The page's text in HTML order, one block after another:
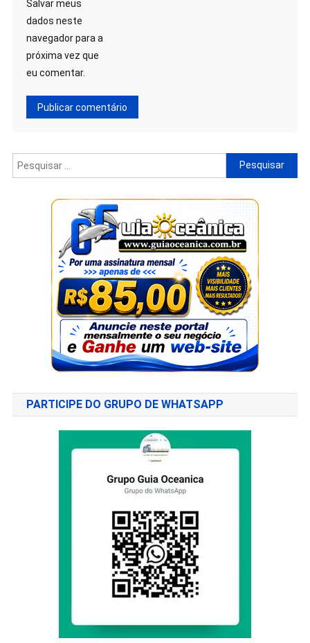
Salvar meus
dados neste
navegador para a
próxima vez que
eu comentar.
PARTICIPE DO GRUPO DE WHATSAPP